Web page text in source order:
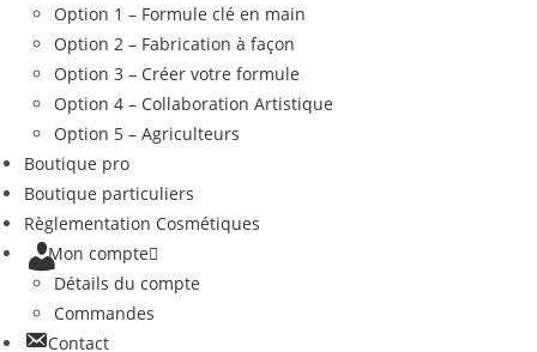
Option 1 – Formule clé en main
Option 2 – Fabrication à façon
Option 3 – Créer votre formule
Option 4 – Collaboration Artistique
Option 5 – Agriculteurs
Boutique pro
Boutique particuliers
Règlementation Cosmétiques
Mon compte
Détails du compte
Commandes
Contact